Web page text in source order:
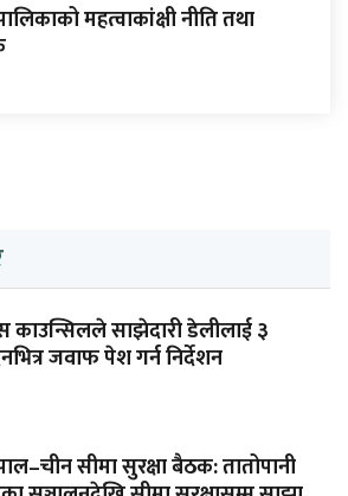
महत्वाकांक्षी नीति तथा
काउन्सिलले साझेदारी डेलीलाई ३
जवाफ पेश गर्न निर्देशन
सीमा सुरक्षा बैठक: तातोपानी